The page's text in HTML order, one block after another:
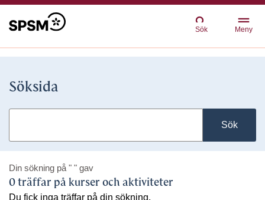
Sök Meny
Söksida
Sök
Din sökning på " " gav
0 träffar på kurser och aktiviteter
Du fick inga träffar på din sökning.